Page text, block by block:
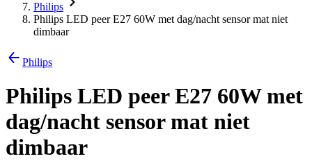
Philips
Philips LED peer E27 60W met dag/nacht sensor mat niet
dimbaar
Philips
Philips LED peer E27 60W met
dag/nacht sensor mat niet
dimbaar